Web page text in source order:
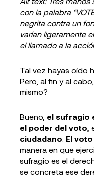
con la palabra
negrita contra un
varían ligeramente
el llamado a la
Tal vez hayas oído
Pero, al fin y al
mismo?
Bueno, el sufragio
el poder del voto
ciudadano El
manera en que
sufragio es el
se concreta ese